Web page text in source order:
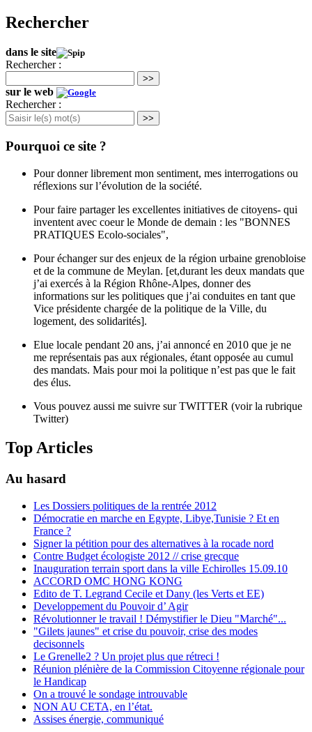
Rechercher
dans le site
Rechercher :
>>
sur le web
Rechercher :
>>
Pourquoi ce site ?
Pour donner librement mon sentiment, mes interrogations ou
réflexions sur l’évolution de la société.
Pour faire partager les excellentes initiatives de citoyens- qui
inventent avec coeur le Monde de demain : les "BONNES
PRATIQUES Ecolo-sociales",
Pour échanger sur des enjeux de la région urbaine grenobloise
et de la commune de Meylan. [et,durant les deux mandats que
j’ai exercés à la Région Rhône-Alpes, donner des
informations sur les politiques que j’ai conduites en tant que
Vice présidente chargée de la politique de la Ville, du
logement, des solidarités].
Elue locale pendant 20 ans, j’ai annoncé en 2010 que je ne
me représentais pas aux régionales, étant opposée au cumul
des mandats. Mais pour moi la politique n’est pas que le fait
des élus.
Vous pouvez aussi me suivre sur TWITTER (voir la rubrique
Twitter)
Top Articles
Au hasard
Les Dossiers politiques de la rentrée 2012
Démocratie en marche en Egypte, Libye,Tunisie ? Et en
France ?
Signer la pétition pour des alternatives à la rocade nord
Contre Budget écologiste 2012 // crise grecque
Inauguration terrain sport dans la ville Echirolles 15.09.10
ACCORD OMC HONG KONG
Edito de T. Legrand Cecile et Dany (les Verts et EE)
Developpement du Pouvoir d’ Agir
Révolutionner le travail ! Démystifier le Dieu "Marché"...
"Gilets jaunes" et crise du pouvoir, crise des modes
decisonnels
Le Grenelle2 ? Un projet plus que rétreci !
Réunion plénière de la Commission Citoyenne régionale pour
le Handicap
On a trouvé le sondage introuvable
NON AU CETA, en l’état.
Assises énergie, communiqué